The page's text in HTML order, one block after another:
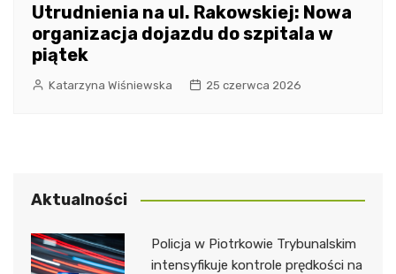
Utrudnienia na ul. Rakowskiej: Nowa
organizacja dojazdu do szpitala w
piątek
Katarzyna Wiśniewska 25 czerwca 2026
Aktualności
Policja w Piotrkowie Trybunalskim
intensyfikuje kontrole prędkości na